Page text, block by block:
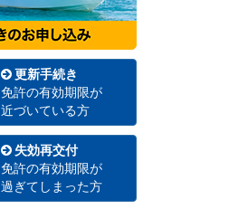
更新手続き
免許の有効期限が
近づいている方
失効再交付
免許の有効期限が
過ぎてしまった方